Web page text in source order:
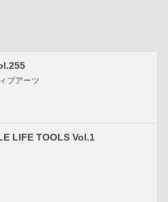
ブアーツ
LIFE TOOLS Vol.1